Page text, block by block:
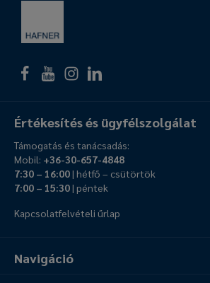
Navigáció
Értékesítés és ügyfélszolgálat
Támogatás és tanácsadás:
Mobil: +36-30-657-4848
7:30 – 16:00| hétfő – csütörtök
7:00 – 15:30| péntek
Kapcsolatfelvételi űrlap